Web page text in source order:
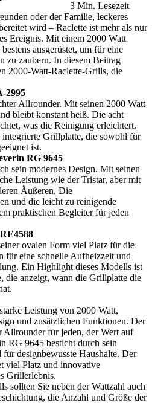
3 Min. Lesezeit
oder der Familie, leckeres
wird – Raclette ist mehr als nur
Ereignis. Mit einem 2000 Watt
ausgerüstet, um für eine
zu zaubern. In diesem Beitrag
2000-Watt-Raclette-Grills, die
2995
Allrounder. Mit seinen 2000 Watt
bleibt konstant heiß. Die acht
was die Reinigung erleichtert.
integrierte Grillplatte, die sowohl für
ist.
RG 9645
sein modernes Design. Mit seinen
Leistung wie der Tristar, aber mit
Äußeren. Die
und die leicht zu reinigende
praktischen Begleiter für jeden
ovalen Form viel Platz für die
für eine schnelle Aufheizzeit und
Ein Highlight dieses Modells ist
die anzeigt, wann die Grillplatte die
Leistung von 2000 Watt,
und zusätzlichen Funktionen. Der
für jeden, der Wert auf
RG 9645 besticht durch sein
designbewusste Haushalte. Der
viel Platz und innovative
Grillerlebnis.
sollten Sie neben der Wattzahl auch
die Anzahl und Größe der